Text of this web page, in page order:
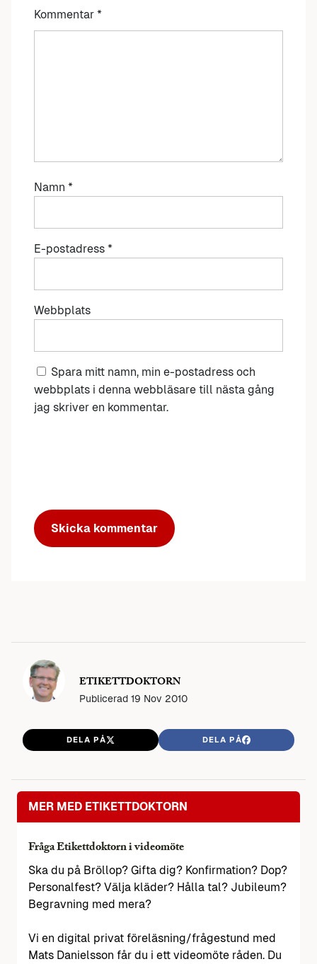
Kommentar *
Namn *
E-postadress *
Webbplats
Spara mitt namn, min e-postadress och
webbplats i denna webbläsare till nästa gång
jag skriver en kommentar.
ETIKETTDOKTORN
Publicerad 19 Nov 2010
DELA PÅ DELA PÅ
MER MED ETIKETTDOKTORN
Fråga Etikettdoktorn i videomöte
Ska du på Bröllop? Gifta dig? Konfirmation? Dop?
Personalfest? Välja kläder? Hålla tal? Jubileum?
Begravning med mera?
Vi en digital privat föreläsning/frågestund med
Mats Danielsson får du i ett videomöte råden. Du